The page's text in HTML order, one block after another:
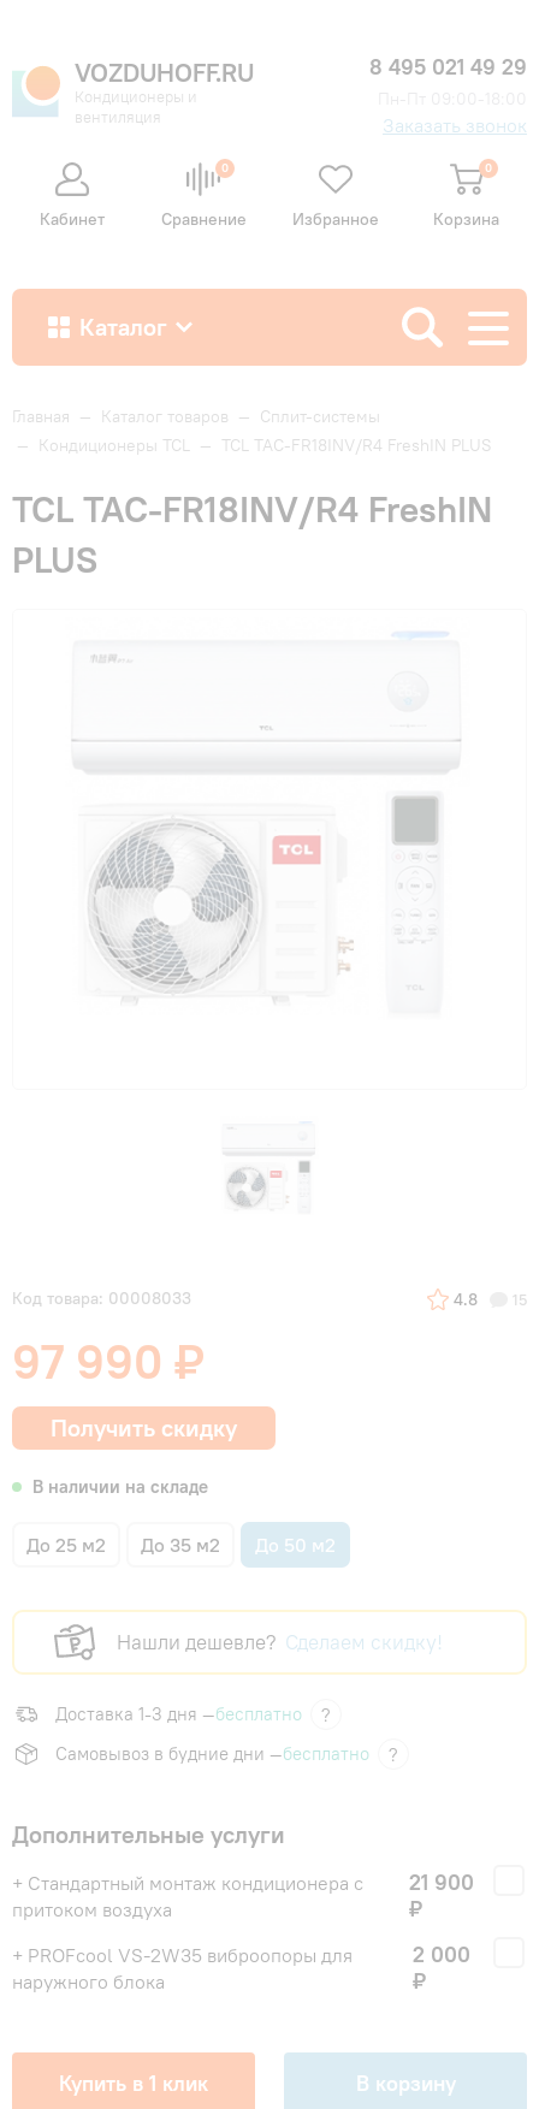
VOZDUHOFF.RU
Кондиционеры и
вентиляция
8 495 021 49 29
Заказать звонок
Кабинет
0
Сравнение Избранное
0
Корзина
Каталог
Как купить
Гарантия и сервис
Главная — Каталог товаров — Сплит-системы
— Кондиционеры TCL — TCL TAC-FR18INV/R4 FreshIN PLUS
TCL TAC-FR18INV/R4 FreshIN
PLUS
Код товара: 00008033 4.8 15
97 990 ₽
Получить скидку
В наличии на складе
До 25 м2 До 35 м2 До 50 м2
Нашли дешевле? Сделаем скидку!
Доставка 1-3 дня —бесплатно
?
Самовывоз в будние дни —бесплатно ?
Дополнительные услуги
+ Стандартный монтаж кондиционера с
притоком воздуха
21 900
₽
+ PROFcool VS-2W35 виброопоры для
наружного блока
2 000
₽
Купить в 1 клик В корзину